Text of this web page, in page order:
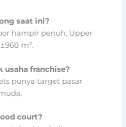
saat ini?
hampir penuh, Upper
m².
usaha franchise?
punya target pasar
court?